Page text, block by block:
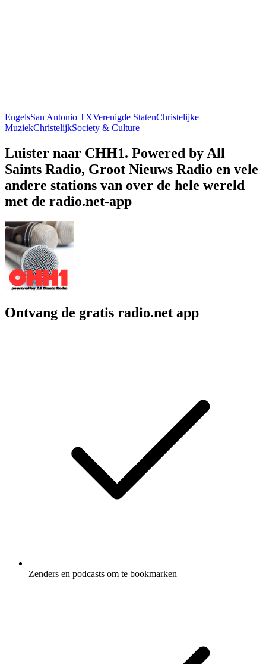
EngelsSan Antonio TXVerenigde StatenChristelijke
MuziekChristelijkSociety & Culture
Luister naar CHH1. Powered by All
Saints Radio, Groot Nieuws Radio en vele
andere stations van over de hele wereld
met de radio.net-app
Ontvang de gratis radio.net app
Zenders en podcasts om te bookmarken